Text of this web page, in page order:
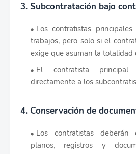
3. Subcontratación bajo
Los contratistas
trabajos, pero solo si el
exige que asuman la totalidad
El contratista principal
directamente a los
4. Conservación de
Los contratistas deberán
planos, registros y